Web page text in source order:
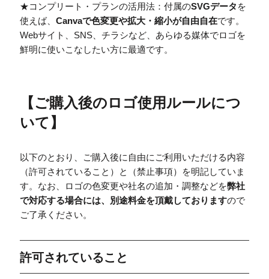
★コンプリート・プランの活用法：付属のSVGデータ を
使えば、 Canvaで色変更や拡大・縮小が自由自在です。
Webサイト、SNS、チラシなど、あらゆる媒体でロゴを
鮮明に使いこなしたい方に最適です。
【ご購入後のロゴ使用ルールにつ
いて 】
以下のとおり、ご購入後に自由にご利用いただける内容
（許可されていること）と（禁止事項）を明記していま
す。なお、ロゴの色変更や社名の追加・調整などを弊社
で対応する場合には、別途料金を頂戴しておりますので
ご了承ください。
許可されていること